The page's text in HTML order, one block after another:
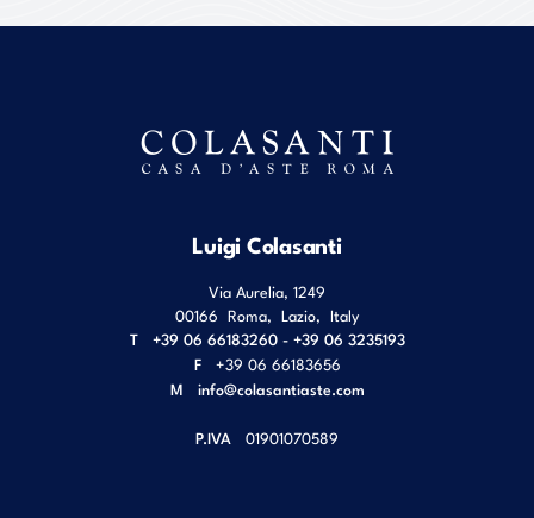
Luigi Colasanti
Via Aurelia, 1249
00166 Roma, Lazio, Italy
T
+39 06 66183260 - +39 06 3235193
F
+39 06 66183656
M info@colasantiaste.com
P.IVA 01901070589